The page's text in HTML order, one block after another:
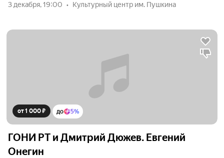
3 декабря, 19:00 Культурный центр им. Пушкина
от 1 000 ₽ до 5%
ГОНИ РТ и Дмитрий Дюжев. Евгений
Онегин